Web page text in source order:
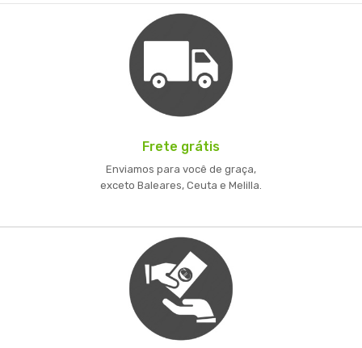
Frete grátis
Enviamos para você de graça,
exceto Baleares, Ceuta e Melilla.